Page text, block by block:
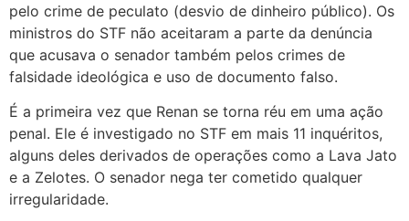
pelo crime de peculato (desvio de dinheiro público). Os
ministros do STF não aceitaram a parte da denúncia
que acusava o senador também pelos crimes de
falsidade ideológica e uso de documento falso.
É a primeira vez que Renan se torna réu em uma ação
penal. Ele é investigado no STF em mais 11 inquéritos,
alguns deles derivados de operações como a Lava Jato
e a Zelotes. O senador nega ter cometido qualquer
irregularidade.